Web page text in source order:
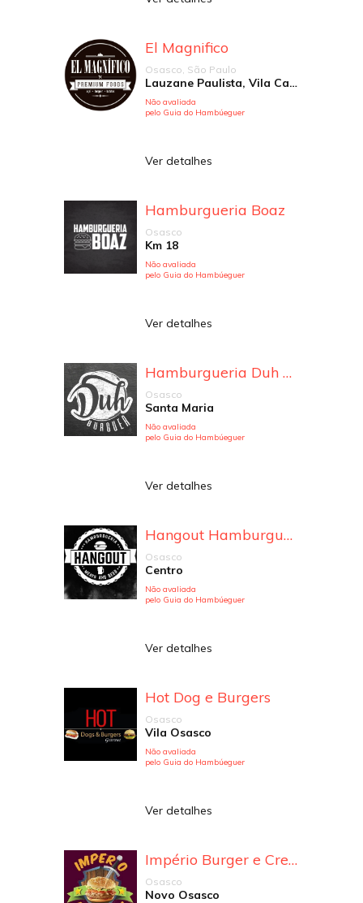
El Magnifico
Osasco, São Paulo
Lauzane Paulista, Vila Campesina
Não avaliada
pelo Guia do Hambúeguer
Ver detalhes
Hamburgueria Boaz
Osasco
Km 18
Não avaliada
pelo Guia do Hambúeguer
Ver detalhes
Hamburgueria Duh Burguer
Osasco
Santa Maria
Não avaliada
pelo Guia do Hambúeguer
Ver detalhes
Hangout Hamburgueria e Restaurante
Osasco
Centro
Não avaliada
pelo Guia do Hambúeguer
Ver detalhes
Hot Dog e Burgers
Osasco
Vila Osasco
Não avaliada
pelo Guia do Hambúeguer
Ver detalhes
Império Burger e Crepes
Osasco
Novo Osasco